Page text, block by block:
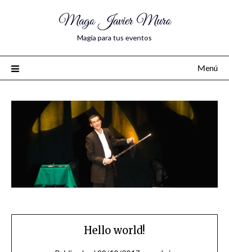
Mago Javier Muro
Magia para tus eventos
Menú
Hello world!